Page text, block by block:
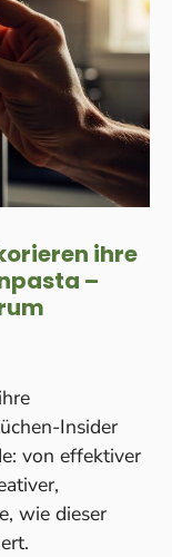
ihre
–
Insider
von effektiver
wie dieser